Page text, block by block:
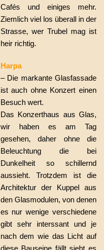
Cafés und einiges mehr.
Ziemlich viel los überall in der
Strasse, wer Trubel mag ist
heir richtig.
Harpa
– Die markante Glasfassade
ist auch ohne Konzert einen
Besuch wert.
Das Konzerthaus aus Glas,
wir haben es am Tag
gesehen, daher ohne die
Beleuchtung die bei
Dunkelheit so schillernd
aussieht. Trotzdem ist die
Architektur der Kuppel aus
den Glasmodulen, von denen
es nur wenige verschiedene
gibt sehr interssant und je
nach dem wie das Licht auf
diese Bauseine fällt sieht es